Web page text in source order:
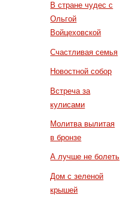
В стране чудес с
Ольгой
Войцеховской
Счастливая семья
Новостной собор
Встреча за
кулисами
Молитва вылитая
в бронзе
А лучше не болеть
Дом с зеленой
крышей